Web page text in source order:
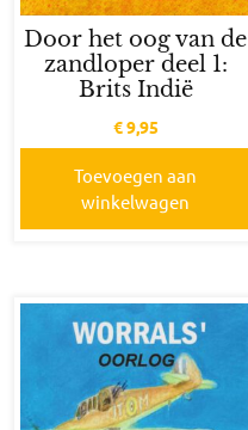
Door het oog van de
zandloper deel 1:
Brits Indië
€9,95
Toevoegen aan
winkelwagen